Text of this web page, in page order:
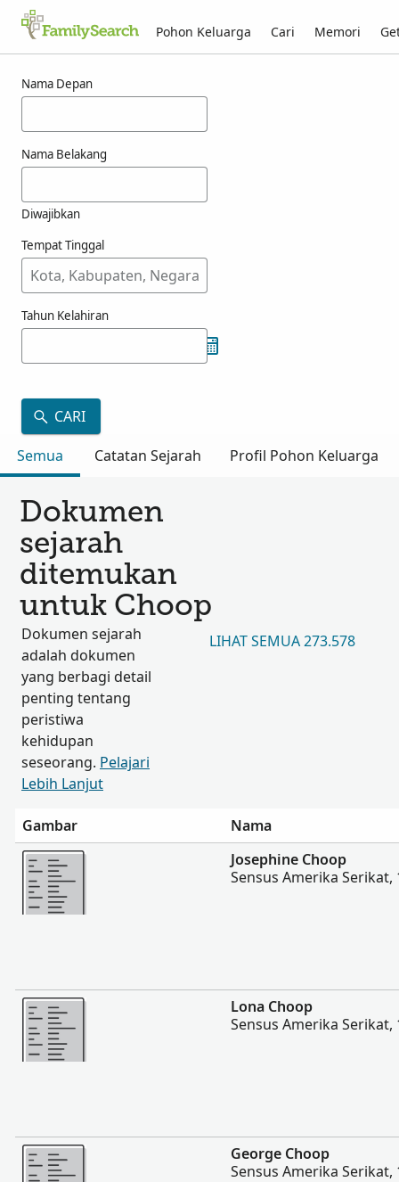
Pohon Keluarga Cari Memori
Nama Depan
Nama Belakang
Diwajibkan
Tempat Tinggal
Tahun Kelahiran
CARI
Semua
Catatan Sejarah Profil Pohon Keluarga
Dokumen
sejarah
ditemukan
untuk Choop
Dokumen sejarah
adalah dokumen
yang berbagi detail
penting tentang
peristiwa
kehidupan
seseorang. Pelajari
Lebih Lanjut
LIHAT SEMUA 273.578
Gambar
Nama
Lebih banyak
Josephine Choop
Sensus Amerika Serikat,
Lebih banyak
Lona Choop
Sensus Amerika Serikat,
Lebih banyak
George Choop
Sensus Amerika Serikat,